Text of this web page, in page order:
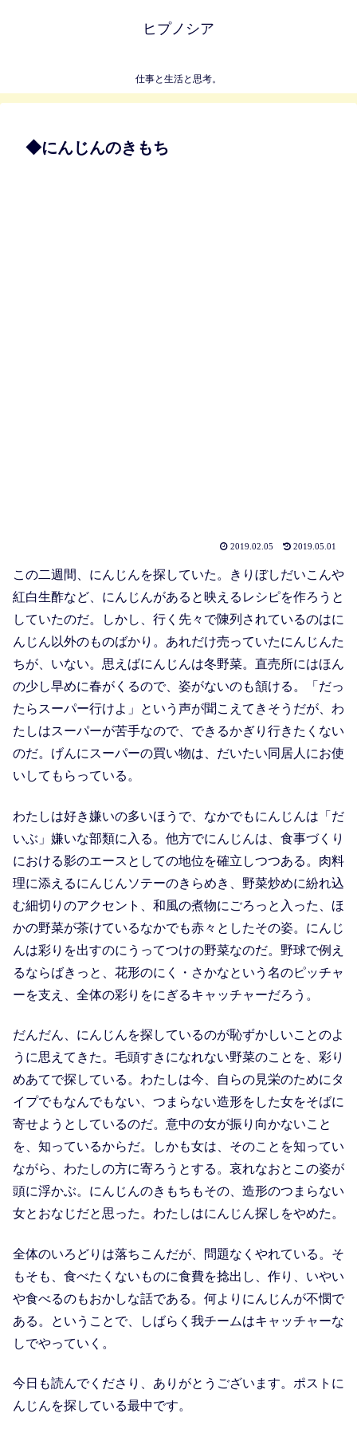
ヒプノシア
仕事と生活と思考。
◆にんじんのきもち
2019.02.05 2019.05.01
この二週間、にんじんを探していた。きりぼしだいこんや
紅白生酢など、にんじんがあると映えるレシピを作ろうと
していたのだ。しかし、行く先々で陳列されているのはに
んじん以外のものばかり。あれだけ売っていたにんじんた
ちが、いない。思えばにんじんは冬野菜。直売所にはほん
の少し早めに春がくるので、姿がないのも頷ける。「だっ
たらスーパー行けよ」という声が聞こえてきそうだが、わ
たしはスーパーが苦手なので、できるかぎり行きたくない
のだ。げんにスーパーの買い物は、だいたい同居人にお使
いしてもらっている。
わたしは好き嫌いの多いほうで、なかでもにんじんは「だ
いぶ」嫌いな部類に入る。他方でにんじんは、食事づくり
における影のエースとしての地位を確立しつつある。肉料
理に添えるにんじんソテーのきらめき、野菜炒めに紛れ込
む細切りのアクセント、和風の煮物にごろっと入った、ほ
かの野菜が茶けているなかでも赤々としたその姿。にんじ
んは彩りを出すのにうってつけの野菜なのだ。野球で例え
るならばきっと、花形のにく・さかなという名のピッチャ
ーを支え、全体の彩りをにぎるキャッチャーだろう。
だんだん、にんじんを探しているのが恥ずかしいことのよ
うに思えてきた。毛頭すきになれない野菜のことを、彩り
めあてで探している。わたしは今、自らの見栄のためにタ
イプでもなんでもない、つまらない造形をした女をそばに
寄せようとしているのだ。意中の女が振り向かないこと
を、知っているからだ。しかも女は、そのことを知ってい
ながら、わたしの方に寄ろうとする。哀れなおとこの姿が
頭に浮かぶ。にんじんのきもちもその、造形のつまらない
女とおなじだと思った。わたしはにんじん探しをやめた。
全体のいろどりは落ちこんだが、問題なくやれている。そ
もそも、食べたくないものに食費を捻出し、作り、いやい
や食べるのもおかしな話である。何よりにんじんが不憫で
ある。ということで、しばらく我チームはキャッチャーな
しでやっていく。
今日も読んでくださり、ありがとうございます。ポストに
んじんを探している最中です。